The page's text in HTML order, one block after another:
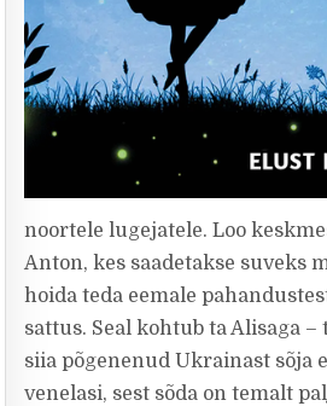
noortele lugejatele. Loo
Anton, kes saadetakse suveks
hoida teda eemale
sattus. Seal kohtub ta Alisaga
siia põgenenud Ukrainast sõja
venelasi, sest sõda on temalt